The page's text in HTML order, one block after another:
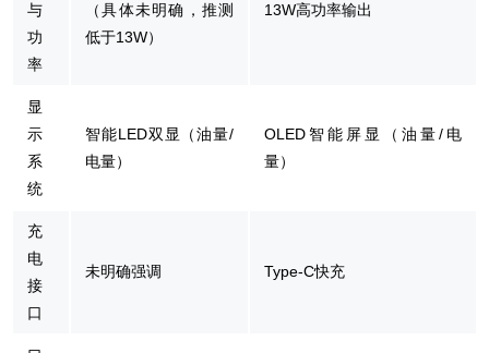
与
功
率
（具体未明确，推测
低于13W）
13W高功率输出
显
示
系
统
智能LED双显（油量/
电量）
OLED智能屏显（油量/电
量）
充
电
接
口
未明确强调 Type-C快充